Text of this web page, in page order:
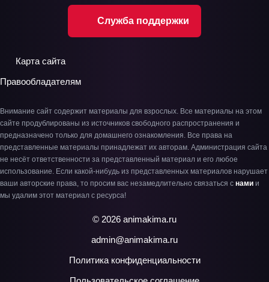
Служба поддержки
Карта сайта
Правообладателям
Внимание сайт содержит материалы для взрослых. Все материалы на этом
сайте продублированы из источников свободного распространения и
предназначено только для домашнего ознакомления. Все права на
представленные материалы принадлежат их авторам. Администрация сайта
не несёт ответственности за представленный материал и его любое
использование. Если какой-нибудь из представленных материалов нарушает
ваши авторские права, то просим вас незамедлительно связаться с нами и
мы удалим этот материал с ресурса!
© 2026 animakima.ru
admin@animakima.ru
Политика конфиденциальности